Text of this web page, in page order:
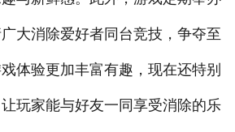
大消除爱好者同台竞技，争夺至
体验更加丰富有趣，现在还特别
玩家能与好友一同享受消除的乐